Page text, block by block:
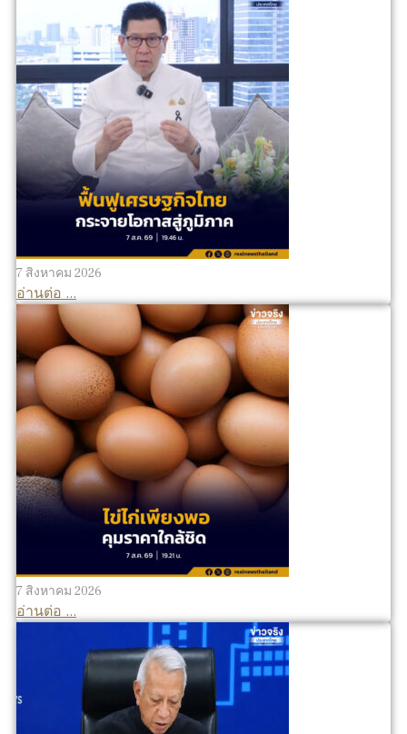
7 สิงหาคม 2026
อ่านต่อ ...
7 สิงหาคม 2026
อ่านต่อ ...